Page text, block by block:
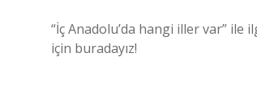
“İç Anadolu’da hangi iller var”
için buradayız!